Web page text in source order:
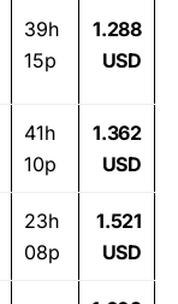
39h
15p
1.288
USD
41h
10p
1.362
USD
23h
08p
1.521
USD